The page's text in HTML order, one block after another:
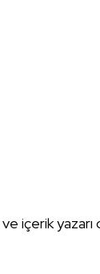
içerik yazarı